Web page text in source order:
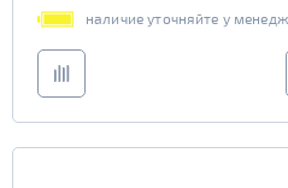
наличие уточняйте у